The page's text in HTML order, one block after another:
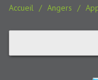
Accueil Angers